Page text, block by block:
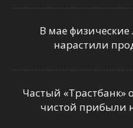
В мае
нарастили
Частый «Трастбанк»
чистой прибыли